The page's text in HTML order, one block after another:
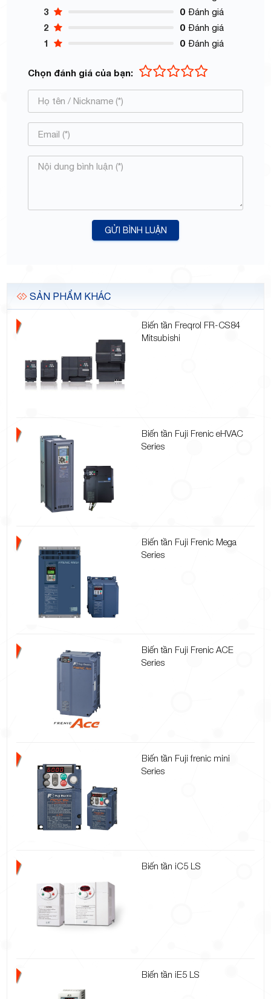
3 0 Đánh giá
2 0 Đánh giá
1 0 Đánh giá
Chọn đánh giá của bạn:
GỬI BÌNH LUẬN
SẢN PHẨM KHÁC
Biến tần Freqrol FR-CS84
Mitsubishi
Biến tần Fuji Frenic eHVAC
Series
Biến tần Fuji Frenic Mega
Series
Biến tần Fuji Frenic ACE
Series
Biến tần Fuji frenic mini
Series
Biến tần iC5 LS
Biến tần iE5 LS